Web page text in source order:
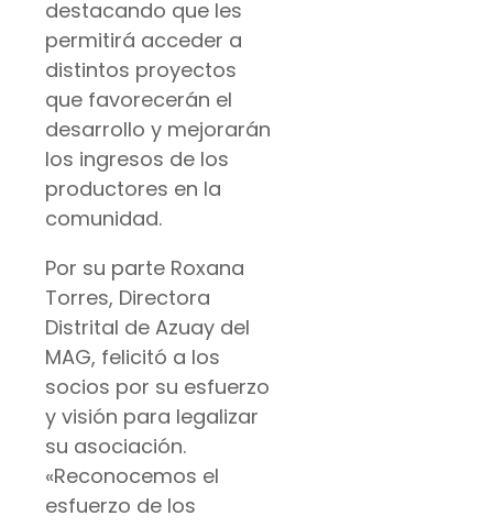
destacando que les
permitirá acceder a
distintos proyectos
que favorecerán el
desarrollo y mejorarán
los ingresos de los
productores en la
comunidad.
Por su parte Roxana
Torres, Directora
Distrital de Azuay del
MAG, felicitó a los
socios por su esfuerzo
y visión para legalizar
su asociación.
«Reconocemos el
esfuerzo de los